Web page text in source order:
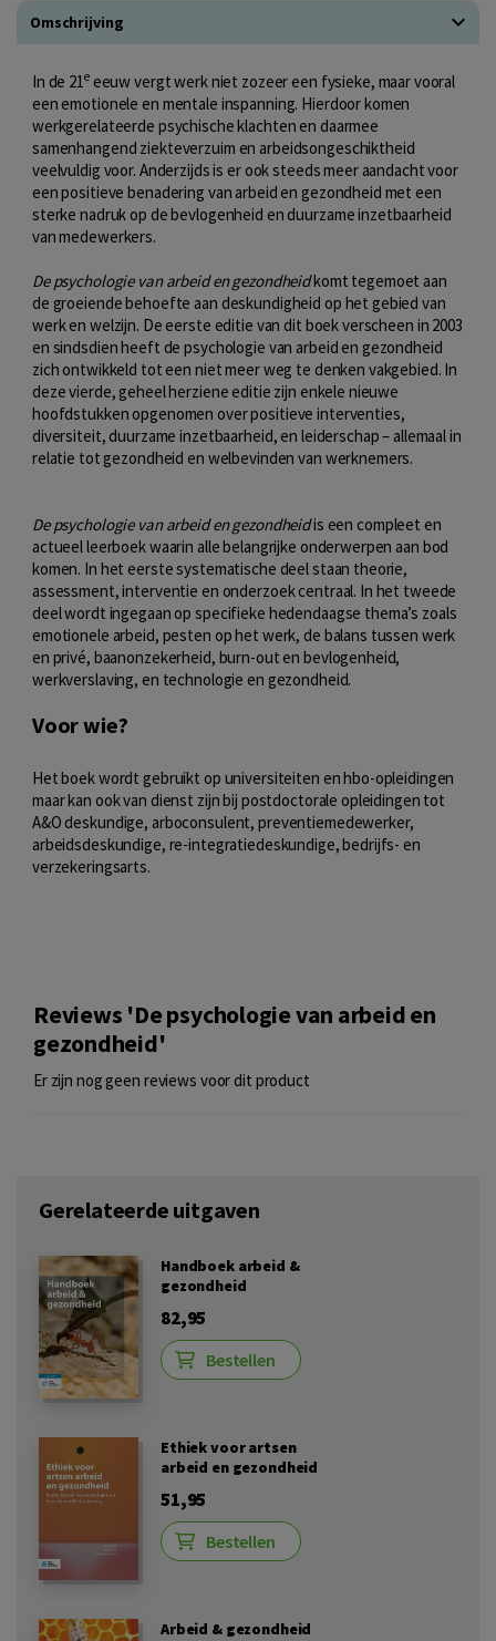
Omschrijving
In de 21eeeuw vergt werk niet zozeer een fysieke, maar vooral
een emotionele en mentale inspanning. Hierdoor komen
werkgerelateerde psychische klachten en daarmee
samenhangend ziekteverzuim en arbeidsongeschiktheid
veelvuldig voor. Anderzijds is er ook steeds meer aandacht voor
een positieve benadering van arbeid en gezondheid met een
sterke nadruk op de bevlogenheid en duurzame inzetbaarheid
van medewerkers.
De psychologie van arbeid en gezondheidkomt tegemoet aan
de groeiende behoefte aan deskundigheid op het gebied van
werk en welzijn. De eerste editie van dit boek verscheen in 2003
en sindsdien heeft de psychologie van arbeid en gezondheid
zich ontwikkeld tot een niet meer weg te denken vakgebied. In
deze vierde, geheel herziene editie zijn enkele nieuwe
hoofdstukken opgenomen over positieve interventies,
diversiteit, duurzame inzetbaarheid, en leiderschap – allemaal in
relatie tot gezondheid en welbevinden van werknemers.
De psychologie van arbeid en gezondheidis een compleet en
actueel leerboek waarin alle belangrijke onderwerpen aan bod
komen. In het eerste systematische deel staan theorie,
assessment, interventie en onderzoek centraal. In het tweede
deel wordt ingegaan op specifieke hedendaagse thema’s zoals
emotionele arbeid, pesten op het werk, de balans tussen werk
en privé, baanonzekerheid, burn-out en bevlogenheid,
werkverslaving, en technologie en gezondheid.
Voor wie?
Het boek wordt gebruikt op universiteiten en hbo-opleidingen
maar kan ook van dienst zijn bij postdoctorale opleidingen tot
A&O deskundige, arboconsulent, preventiemedewerker,
arbeidsdeskundige, re-integratiedeskundige, bedrijfs- en
verzekeringsarts.
Reviews 'De psychologie van arbeid en
gezondheid'
Er zijn nog geen reviews voor dit product
Gerelateerde uitgaven
Handboek arbeid &
gezondheid
82,95
Bestellen
Ethiek voor artsen
arbeid en gezondheid
51,95
Bestellen
Arbeid & gezondheid